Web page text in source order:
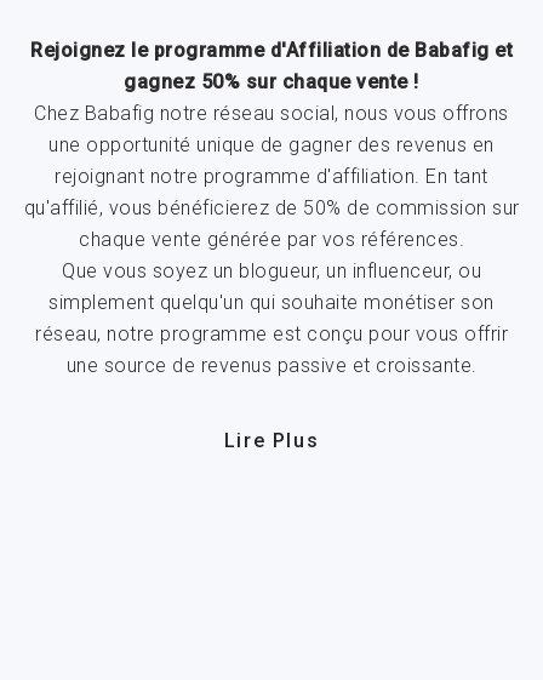
Rejoignez le programme d'Affiliation de Babafig et
gagnez 50% sur chaque vente !
Chez Babafig notre réseau social, nous vous offrons
une opportunité unique de gagner des revenus en
rejoignant notre programme d'affiliation. En tant
qu'affilié, vous bénéficierez de 50% de commission sur
chaque vente générée par vos références.
Que vous soyez un blogueur, un influenceur, ou
simplement quelqu'un qui souhaite monétiser son
réseau, notre programme est conçu pour vous offrir
une source de revenus passive et croissante.
Lire Plus